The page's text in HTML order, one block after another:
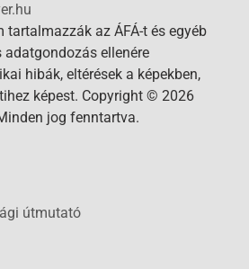
az ÁFÁ-t és egyéb
adatgondozás ellenére
hibák, eltérések a képekben,
képest. Copyright © 2026
jog fenntartva.
útmutató